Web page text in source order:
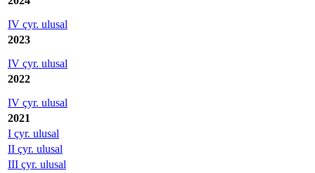
IV çyr. ulusal
2023
IV çyr. ulusal
2022
IV çyr. ulusal
2021
I çyr. ulusal
II çyr. ulusal
III çyr. ulusal